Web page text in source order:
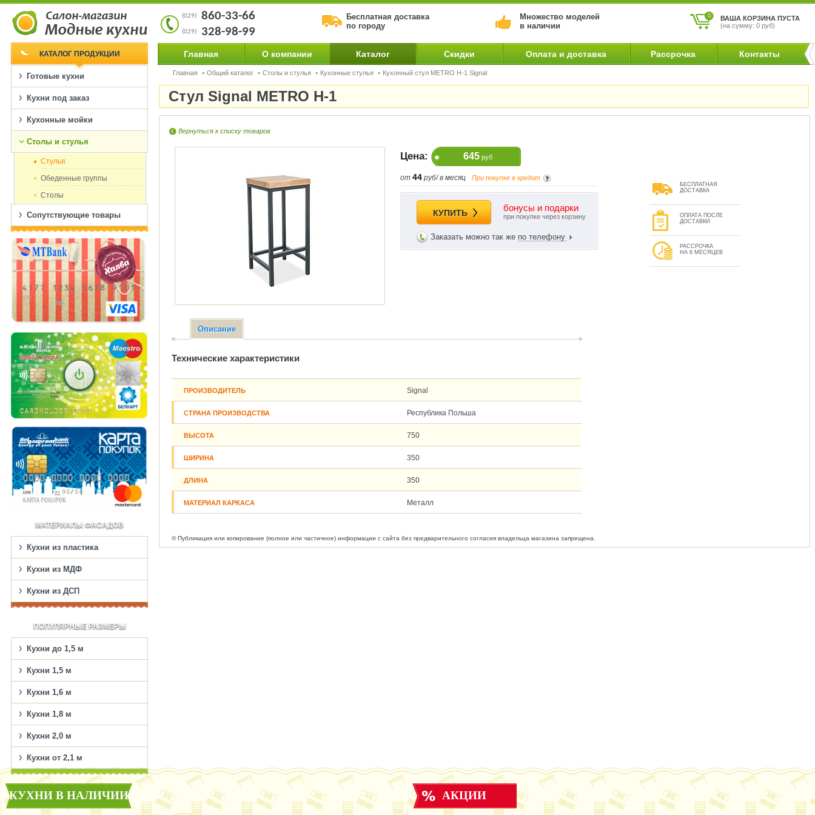
0
ВАША КОРЗИНА ПУСТА
(на сумму: 0 руб)
(029) 860-33-66
(029) 328-98-99
Бесплатная доставка
по городу
Множество моделей
в наличии
Главная О компании Каталог Скидки Оплата и доставка Рассрочка Контакты
Главная Общий каталог Столы и стулья Кухонные стулья Кухонный стул METRO H-1 Signal
Стул Signal METRO H-1
© Публикация или копирование (полное или частичное) информации с сайта без предварительного согласия владельца магазина запрещена.
Вернуться к списку товаров
Цена: 645руб
от 44 руб/ в месяц При покупке в кредит
КУПИТЬ бонусы и подарки
при покупке через корзину
Заказать можно так же по телефону
БЕСПЛАТНАЯ
ДОСТАВКА
ОПЛАТА ПОСЛЕ
ДОСТАВКИ
РАССРОЧКА
НА 6 МЕСЯЦЕВ
Описание
Технические характеристики
ПРОИЗВОДИТЕЛЬ Signal
СТРАНА ПРОИЗВОДСТВА Республика Польша
ВЫСОТА 750
ШИРИНА 350
ДЛИНА 350
МАТЕРИАЛ КАРКАСА Металл
КАТАЛОГ ПРОДУКЦИИ
Готовые кухни
Кухни под заказ
Кухонные мойки
Столы и стулья
Cтулья
Обеденные группы
Столы
Сопутствующие товары
МАТЕРИАЛЫ ФАСАДОВ
Кухни из пластика
Кухни из МДФ
Кухни из ДСП
ПОПУЛЯРНЫЕ РАЗМЕРЫ
Кухни до 1,5 м
Кухни 1,5 м
Кухни 1,6 м
Кухни 1,8 м
Кухни 2,0 м
Кухни от 2,1 м
КУХНИ В НАЛИЧИИ АКЦИИ